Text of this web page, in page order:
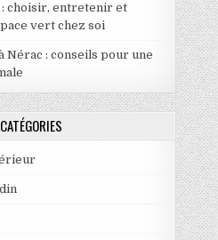
choisir, entretenir et
vert chez soi
: conseils pour une
CATÉGORIES